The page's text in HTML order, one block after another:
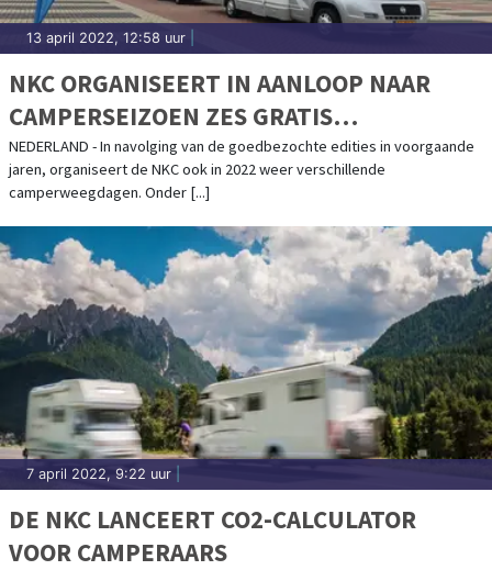
13 april 2022, 12:58 uur
NKC ORGANISEERT IN AANLOOP NAAR
CAMPERSEIZOEN ZES GRATIS
CAMPERWEEGDAGEN
NEDERLAND - In navolging van de goedbezochte edities in voorgaande
jaren, organiseert de NKC ook in 2022 weer verschillende
camperweegdagen. Onder [...]
7 april 2022, 9:22 uur
DE NKC LANCEERT CO2-CALCULATOR
VOOR CAMPERAARS